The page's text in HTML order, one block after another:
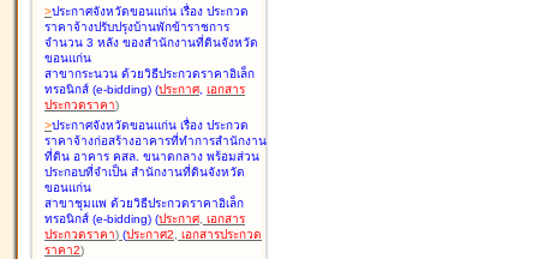
>ประกาศจังหวัดขอนแก่น เรื่อง ประกวด
ราคาจ้างปรับปรุงบ้านพักข้าราชการ
จำนวน 3 หลัง ของสำนักงานที่ดินจังหวัด
ขอนแก่น
สาขากระนวน ด้วยวิธีประกวดราคาอิเล็ก
ทรอนิกส์ (e-bidding) (ประกาศ, เอกสาร
ประกวดราคา)
>ประกาศจังหวัดขอนแก่น เรื่อง ประกวด
ราคาจ้างก่อสร้างอาคารที่ทำการสำนักงาน
ที่ดิน อาคาร คสล. ขนาดกลาง พร้อมส่วน
ประกอบที่จำเป็น สำนักงานที่ดินจังหวัด
ขอนแก่น
สาขาชุมแพ ด้วยวิธีประกวดราคาอิเล็ก
ทรอนิกส์ (e-bidding) (ประกาศ, เอกสาร
ประกวดราคา) (ประกาศ2, เอกสารประกวด
ราคา2)